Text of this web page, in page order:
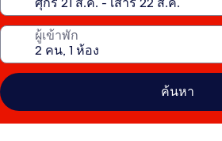
ผู้เข้าพัก
ค้นหา